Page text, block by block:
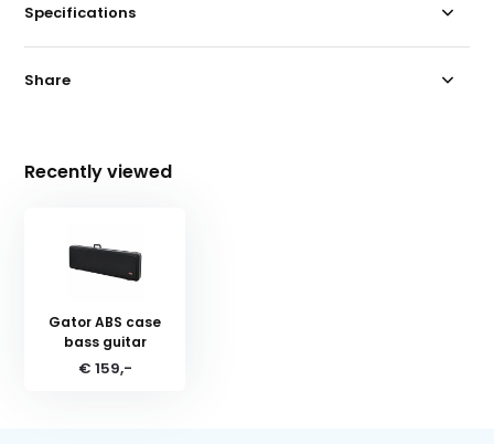
Specifications
Share
Recently viewed
Gator ABS case
bass guitar
€ 159,-